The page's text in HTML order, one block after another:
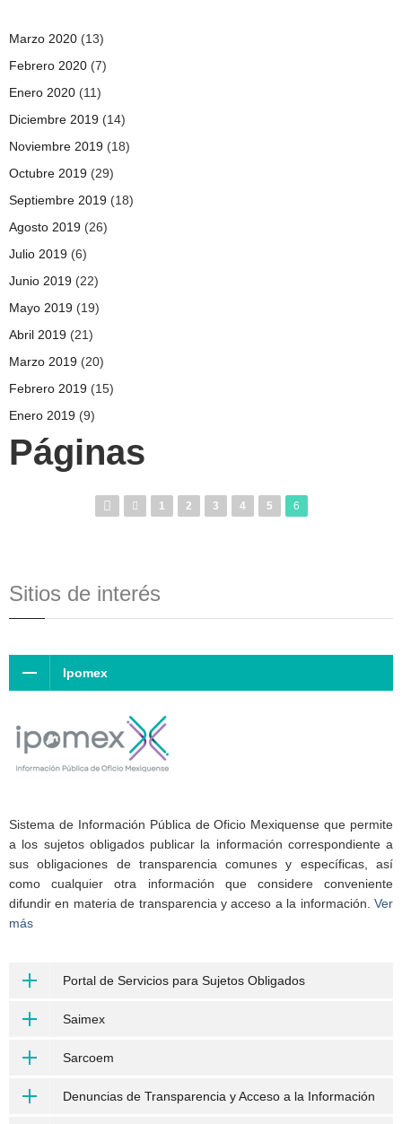
Marzo 2020 (13)
Febrero 2020 (7)
Enero 2020 (11)
Diciembre 2019 (14)
Noviembre 2019 (18)
Octubre 2019 (29)
Septiembre 2019 (18)
Agosto 2019 (26)
Julio 2019 (6)
Junio 2019 (22)
Mayo 2019 (19)
Abril 2019 (21)
Marzo 2019 (20)
Febrero 2019 (15)
Enero 2019 (9)
Páginas
1 2 3 4 5 6
Sitios de interés
Ipomex
Sistema de Información Pública de Oficio Mexiquense que permite
a los sujetos obligados publicar la información correspondiente a
sus obligaciones de transparencia comunes y específicas, así
como cualquier otra información que considere conveniente
difundir en materia de transparencia y acceso a la información. Ver
más
Portal de Servicios para Sujetos Obligados
Saimex
Sarcoem
Denuncias de Transparencia y Acceso a la Información